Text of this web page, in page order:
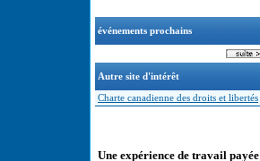
événements prochains
Autre site d'intérêt
Charte canadienne des droits et libertés
Une expérience de travail payée